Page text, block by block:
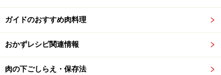
ガイドのおすすめ肉料理
おかずレシピ関連情報
肉の下ごしらえ・保存法